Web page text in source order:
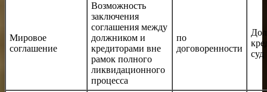
Мировое
соглашение
Возможность
заключения
соглашения между
должником и
кредиторами вне
рамок полного
ликвидационного
процесса
по
договоренности
суд